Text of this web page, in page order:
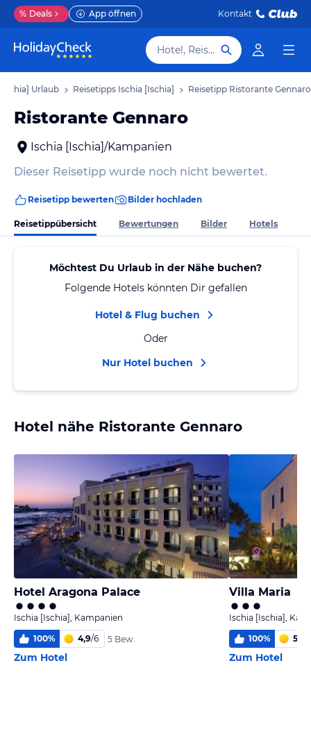
% Deals App öffnen Kontakt
Hotel, Reiseziel
Urlaub Reisetipps Ischia [Ischia] Reisetipp Ristorante Gennaro
Ristorante Gennaro
Ischia [Ischia]/Kampanien
Dieser Reisetipp wurde noch nicht bewertet.
Reisetipp bewerten Bilder hochladen
Reisetippübersicht Bewertungen Bilder Hotels
Möchtest Du Urlaub in der Nähe buchen?
Folgende Hotels könnten Dir gefallen
Hotel & Flug buchen
Oder
Nur Hotel buchen
Hotel nähe Ristorante Gennaro
Hotel Aragona Palace
Ischia [Ischia], Kampanien
100% 4,9/6 5 Bew.
Zum Hotel
Villa Maria
Ischia [Ischia],
100% 5,1
Zum Hotel